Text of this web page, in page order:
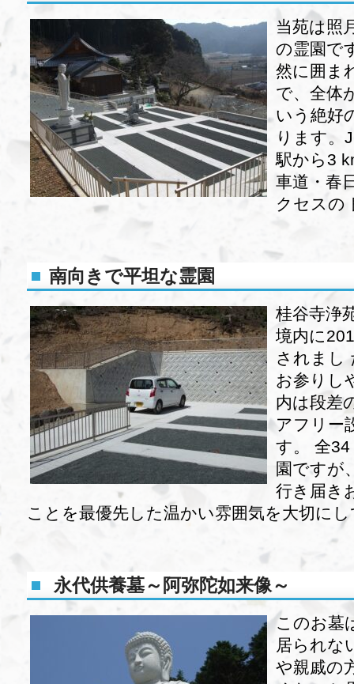
当苑は照
の霊園で
然に囲ま
で、全体
いう絶好
ります。
駅から3
車道・春
クセスの
南向きで平坦な霊園
桂谷寺浄
境内に
されまし
お参りし
内は段差
アフリー
す。 全
園ですが
行き届き
ことを最優先した温かい雰囲気を大切に
永代供養墓～阿弥陀如来像～
このお墓
居られな
や親戚の